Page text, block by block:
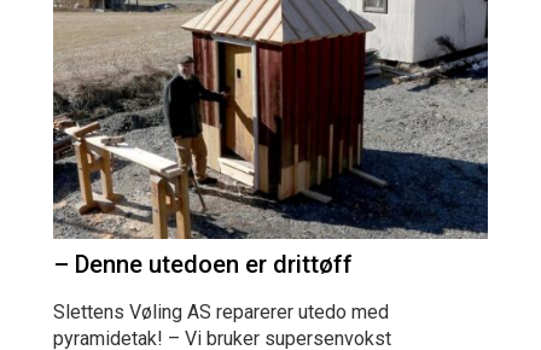
– Denne utedoen er drittøff
Slettens Vøling AS reparerer utedo med
pyramidetak! – Vi bruker supersenvokst